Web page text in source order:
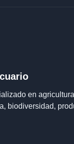
en
biodiversidad,